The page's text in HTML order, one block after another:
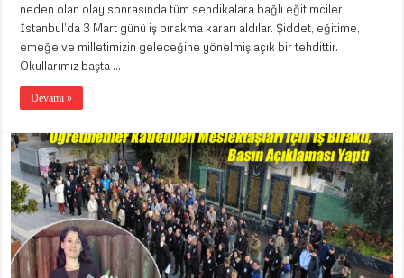
neden olan olay sonrasında tüm sendikalara bağlı eğitimciler
İstanbul’da 3 Mart günü iş bırakma kararı aldılar. Şiddet, eğitime,
emeğe ve milletimizin geleceğine yönelmiş açık bir tehdittir.
Okullarımız başta …
Devamı »